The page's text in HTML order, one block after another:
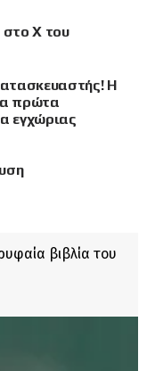
X του
Η
πρώτα
εγχώριας
βιβλία του